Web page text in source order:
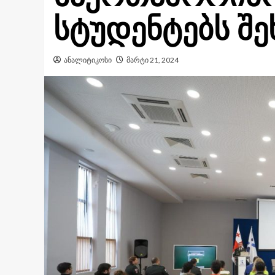
სტუდენტებს
ანალიტიკოსი მარტი 21, 2024